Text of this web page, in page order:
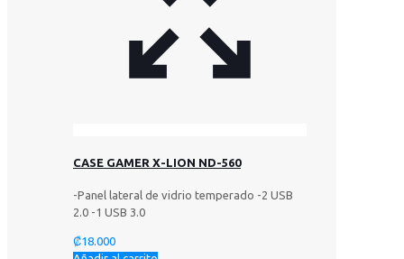
CASE GAMER X-LION ND-560
-Panel lateral de vidrio temperado -2 USB
2.0 -1 USB 3.0
₡18.000